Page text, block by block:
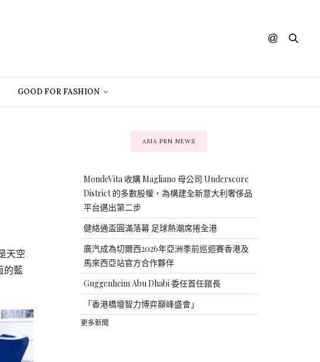
GOOD FOR FASHION
天空
的藍
ASIA PRN NEWS
MondeVita 收購 Magliano 母公司 Underscore
District 的多數股權，為構建全新意大利奢侈品
平台邁出第二步
健絡通盃圓滿落幕 足球熱潮席捲全港
廣汽成為切爾西2026年亞洲季前巡迴賽香港及
馬來西亞站官方合作夥伴
Guggenheim Abu Dhabi 委任首任館長
「香港橋壇智力博弈巔峰盛會」
更多新聞